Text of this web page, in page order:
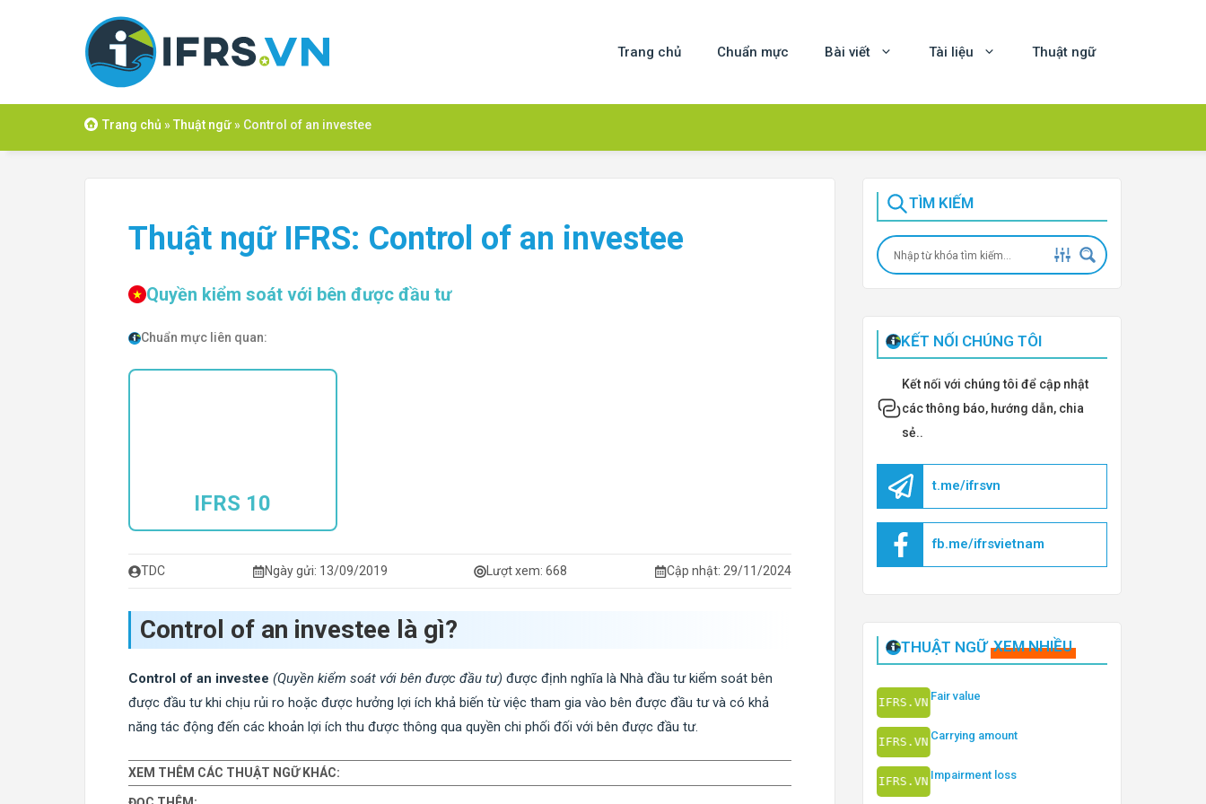
Trang chủ Chuẩn mực Bài viết Tài liệu Thuật ngữ
Trang chủ »Thuật ngữ» Control of an investee
Thuật ngữ IFRS: Control of an investee
Quyền kiểm soát với bên được đầu tư
Chuẩn mực liên quan:
IFRS 10
TDC Ngày gửi: 13/09/2019 Lượt xem:668 Cập nhật: 29/11/2024
Control of an investee là gì?
Control of an investee (Quyền kiểm soát với bên được đầu tư) được định nghĩa là Nhà đầu tư kiểm soát bên
được đầu tư khi chịu rủi ro hoặc được hưởng lợi ích khả biến từ việc tham gia vào bên được đầu tư và có khả
năng tác động đến các khoản lợi ích thu được thông qua quyền chi phối đối với bên được đầu tư.
XEM THÊM CÁC THUẬT NGỮ KHÁC:
TÌM KIẾM
KẾT NỐI CHÚNG TÔI
Kết nối với chúng tôi để cập nhật
các thông báo, hướng dẫn, chia
sẻ..
t.me/ifrsvn
fb.me/ifrsvietnam
THUẬT NGỮ XEM NHIỀU
Fair value
Carrying amount
Impairment loss